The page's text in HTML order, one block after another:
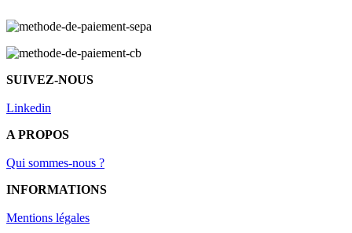
SUIVEZ-NOUS
Linkedin
A PROPOS
Qui sommes-nous ?
INFORMATIONS
Mentions légales